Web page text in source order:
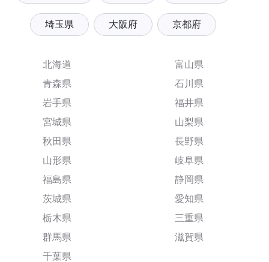
埼玉県 大阪府 京都府
北海道
青森県
岩手県
宮城県
秋田県
山形県
福島県
茨城県
栃木県
群馬県
千葉県
富山県
石川県
福井県
山梨県
長野県
岐阜県
静岡県
愛知県
三重県
滋賀県